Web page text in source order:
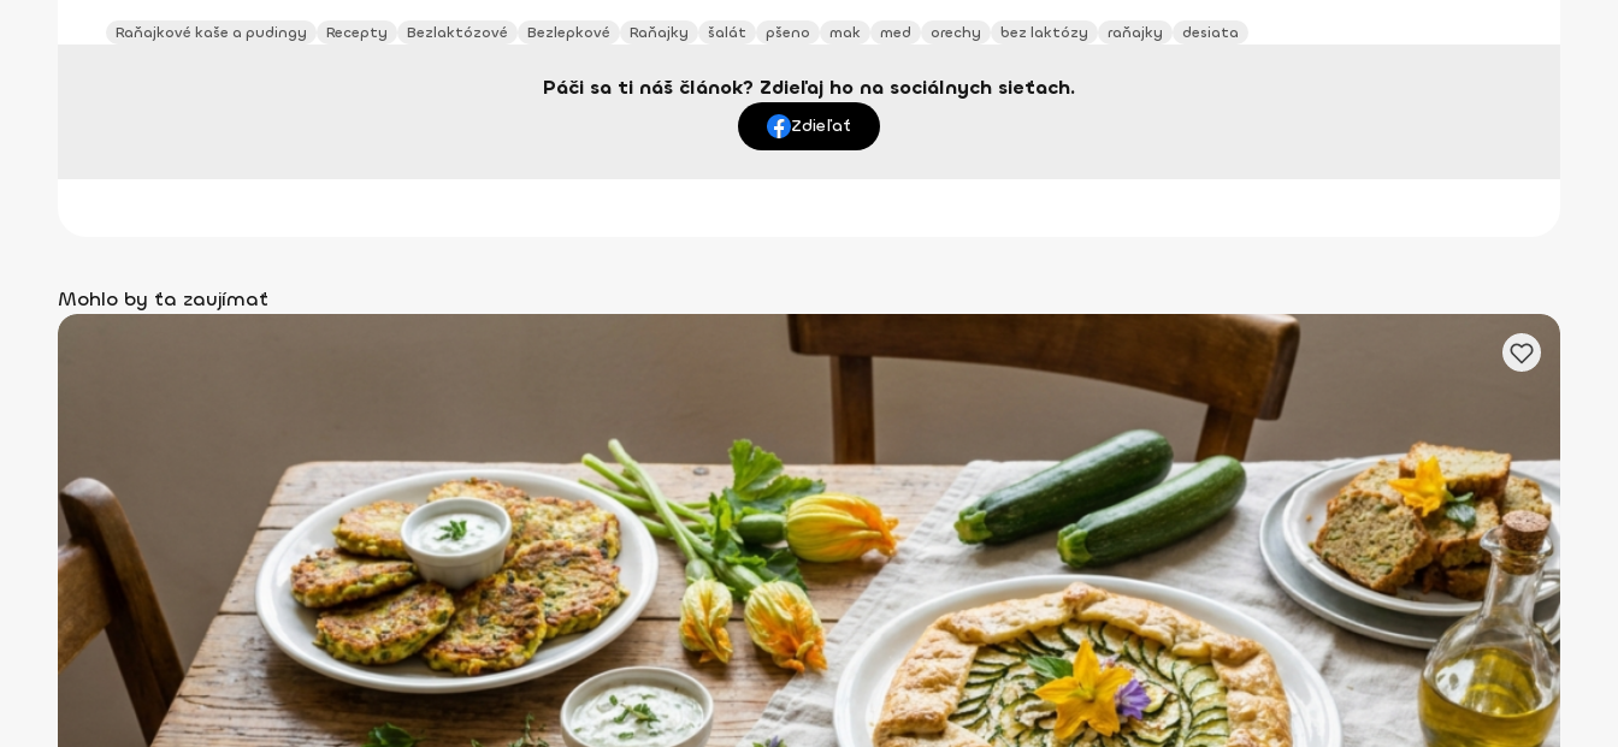
Raňajkové kaše a pudingy Recepty Bezlaktózové Bezlepkové Raňajky šalát pšeno mak med orechy bez laktózy raňajky desiata
Páči sa ti náš článok? Zdieľaj ho na sociálnych sieťach.
Zdieľať
Mohlo by ťa zaujímať